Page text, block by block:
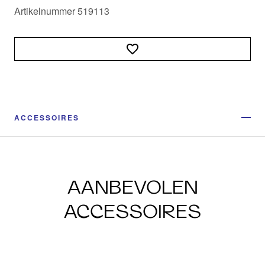
Artikelnummer 519113
ACCESSOIRES
AANBEVOLEN
ACCESSOIRES